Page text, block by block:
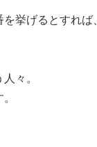
挙げるとすれば
々。